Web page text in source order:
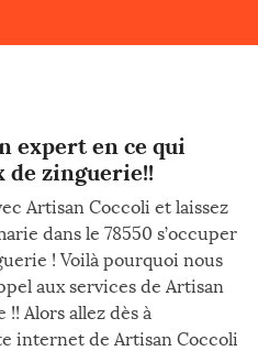
expert en ce qui
de zinguerie!!
Artisan Coccoli et laissez
dans le 78550 s’occuper
! Voilà pourquoi nous
aux services de Artisan
Alors allez dès à
internet de Artisan Coccoli